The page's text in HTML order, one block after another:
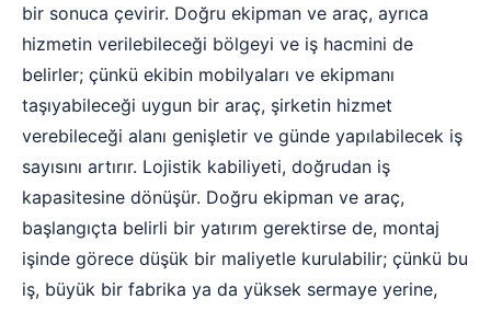
bir sonuca çevirir. Doğru ekipman ve araç, ayrıca
hizmetin verilebileceği bölgeyi ve iş hacmini de
belirler; çünkü ekibin mobilyaları ve ekipmanı
taşıyabileceği uygun bir araç, şirketin hizmet
verebileceği alanı genişletir ve günde yapılabilecek iş
sayısını artırır. Lojistik kabiliyeti, doğrudan iş
kapasitesine dönüşür. Doğru ekipman ve araç,
başlangıçta belirli bir yatırım gerektirse de, montaj
işinde görece düşük bir maliyetle kurulabilir; çünkü bu
iş, büyük bir fabrika ya da yüksek sermaye yerine,